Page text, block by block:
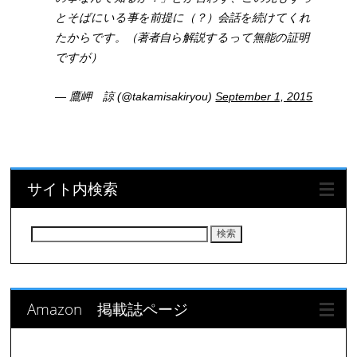
とそばにいる事を前提に（？）会話を続けてくれ
たからです。（著者自ら解説するって無能の証明
ですが）
— 鷹岬 諒 (@takamisakiryou)September 1, 2015
サイト内検索
Amazon 掲載誌ページ